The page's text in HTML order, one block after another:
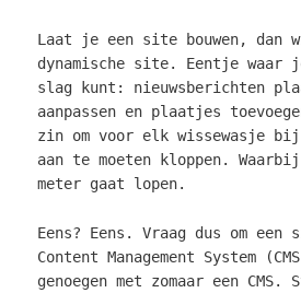
Laat je een site bouwen, dan
dynamische site. Eentje waar
slag kunt: nieuwsberichten
aanpassen en plaatjes
zin om voor elk wissewasje
aan te moeten kloppen.
meter gaat lopen.
Eens? Eens. Vraag dus om een
Content Management System
genoegen met zomaar een CMS.